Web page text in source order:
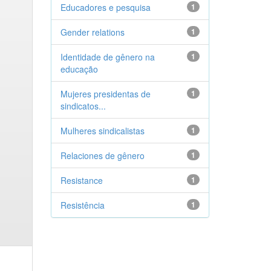
1
Educadores e pesquisa
1
Gender relations
1
Identidade de gênero na
educação
1
Mujeres presidentas de
sindicatos...
1
Mulheres sindicalistas
1
Relaciones de gênero
1
Resistance
1
Resistência